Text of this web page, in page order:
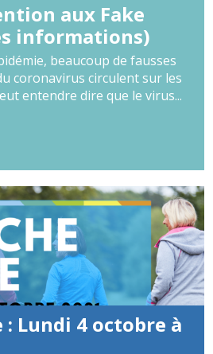
aux Fake
informations)
beaucoup de fausses
coronavirus circulent sur les
entendre dire que le virus...
: Lundi 4 octobre à